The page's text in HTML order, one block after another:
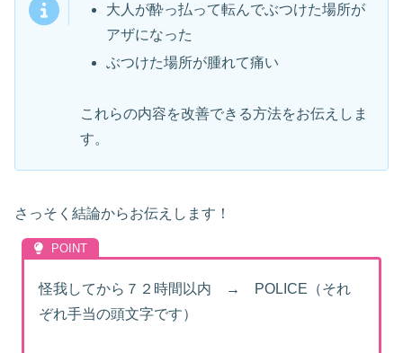
大人が酔っ払って転んでぶつけた場所が
アザになった
ぶつけた場所が腫れて痛い
これらの内容を改善できる方法をお伝えしま
す。
さっそく結論からお伝えします！
怪我してから７２時間以内 → POLICE（それ
ぞれ手当の頭文字です）